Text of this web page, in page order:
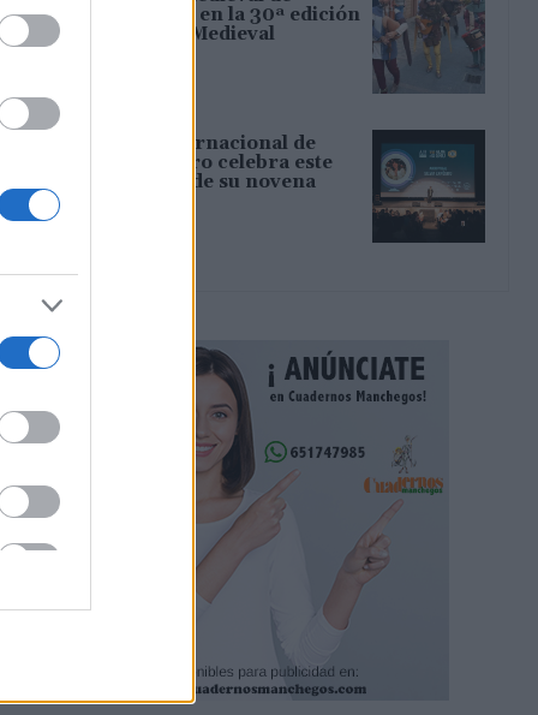
artesanía pura en la 30ª edición
de Consuegra Medieval
El Festival Internacional de
Cine de Almagro celebra este
sábado la gala de su novena
edición